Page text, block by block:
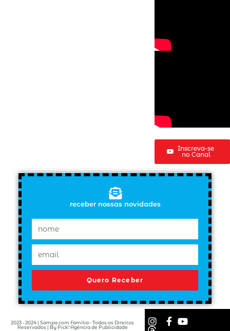
Inscreva-se
no Canal
receber nossas novidades
Quero Receber
2023 - 2024 | Sampa com Família - Todos os Direitos
Reservados | By Pick! Agência de Publicidade